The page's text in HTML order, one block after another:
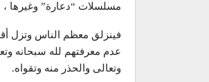
مسلسلات “دعارة” وغيرها
فينزلق معظم الناس وتزل
عدم معرفتهم لله سبحانه
وتعالى والحذر منه وتقواه.